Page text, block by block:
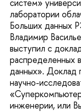
систем»
лаборатории
Больших данных
Владимир
выступил с
распределенных
данных». Доклад
научно-
инженерии, или